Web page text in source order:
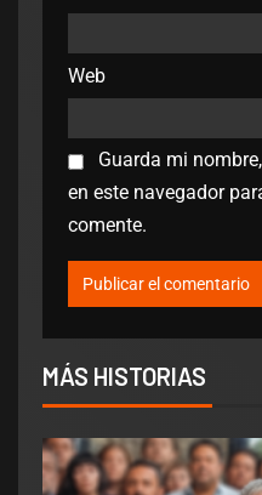
Web
Guarda mi
en este navegador
comente.
MÁS HISTORIAS